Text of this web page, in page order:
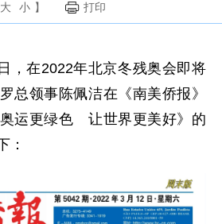
大 小 】 打印
，在2022年北京冬残奥会即将
总领事陈佩洁在《南美侨报》
运更绿色 让世界更美好》的
：